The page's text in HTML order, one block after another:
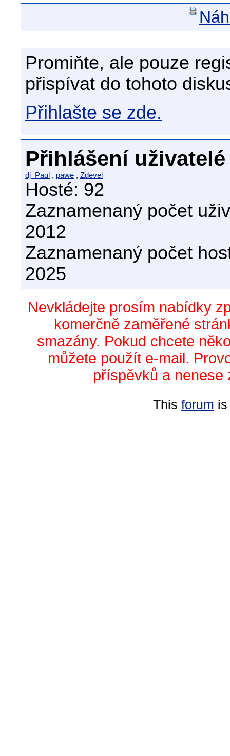
Promiňte, ale pouze
přispívat do tohoto
Přihlašte se zde.
Přihlášení uživatelé
dj_Paul , pawe , Zdevel
Hosté: 92
Zaznamenaný počet
2012
Zaznamenaný počet
2025
Nevkládejte prosím nabídky
komerčně zaměřené
smazány. Pokud chcete
můžete použít e-mail.
příspěvků a nenese
This forum